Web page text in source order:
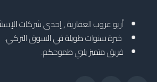
أريو غروب العقارية , إحدى شركات
خبرة سنوات طويلة في السوق التركي.
فريق متميز يلبي طموحكم.